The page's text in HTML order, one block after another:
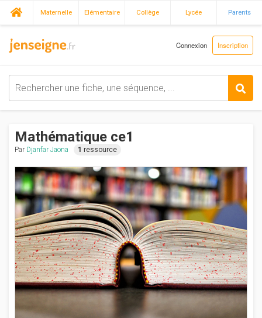
Maternelle Elémentaire Collège Lycée Parents
Connexion Inscription
Mathématique ce1
Par Djanfar Jaona 1 ressource